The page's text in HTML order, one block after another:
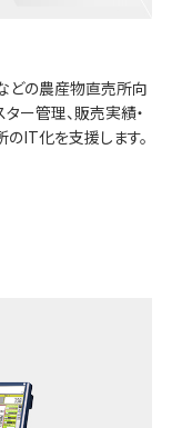
どの農産物直売所向
ー管理、販売実績・
IT化を支援します。